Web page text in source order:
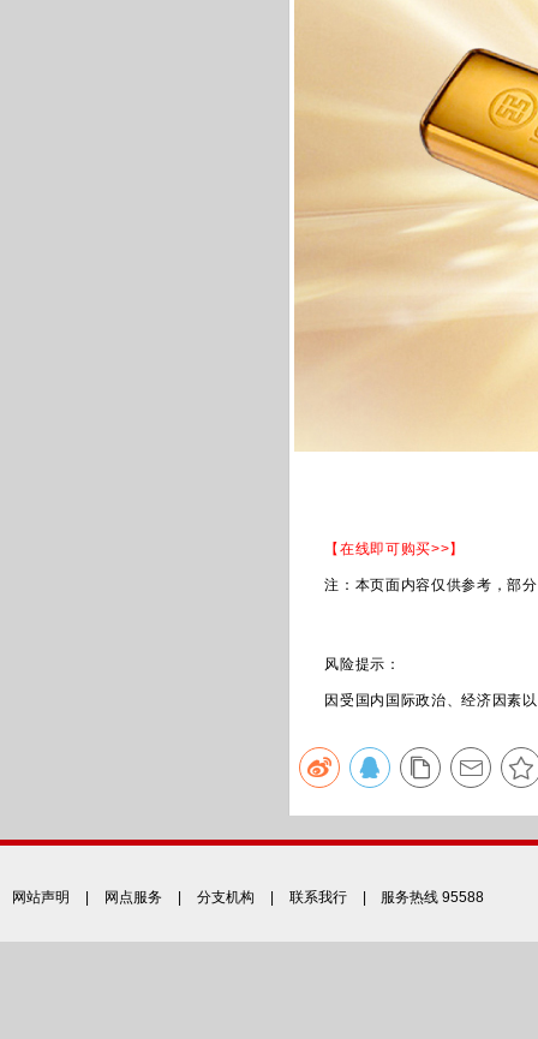
【在线即可购买>>】
注：本页面内容仅供参考，部分
风险提示：
因受国内国际政治、经济因素以
网站声明 网点服务 分支机构 联系我行 | 服务热线 95588